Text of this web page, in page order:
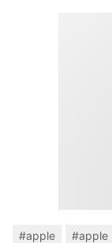
#apple #apple